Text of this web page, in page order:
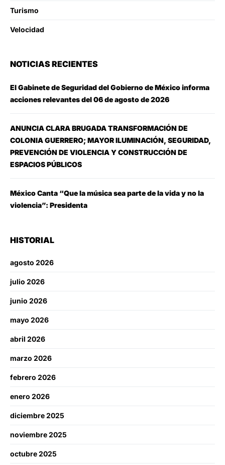
Turismo
Velocidad
NOTICIAS RECIENTES
El Gabinete de Seguridad del Gobierno de México informa
acciones relevantes del 06 de agosto de 2026
ANUNCIA CLARA BRUGADA TRANSFORMACIÓN DE
COLONIA GUERRERO; MAYOR ILUMINACIÓN, SEGURIDAD,
PREVENCIÓN DE VIOLENCIA Y CONSTRUCCIÓN DE
ESPACIOS PÚBLICOS
México Canta “Que la música sea parte de la vida y no la
violencia”: Presidenta
HISTORIAL
agosto 2026
julio 2026
junio 2026
mayo 2026
abril 2026
marzo 2026
febrero 2026
enero 2026
diciembre 2025
noviembre 2025
octubre 2025